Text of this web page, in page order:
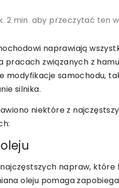
2 min. aby przeczytać ten
naprawiają
pracach związanych z
modyfikacje samochodu,
silnika.
niektóre z
napraw, które
oleju pomaga